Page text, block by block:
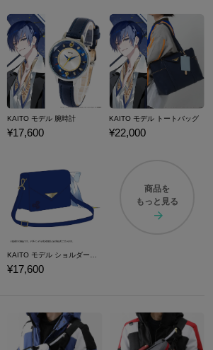
KAITO モデル 腕時計
¥17,600
KAITO モデル トートバッグ
¥22,000
¥17,600
商品を
もっと見る